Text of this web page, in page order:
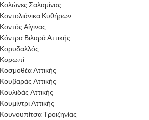
Κολώνες Σαλαμίνας
Κοντολιάνικα Κυθήρων
Κοντός Αίγινας
Κόντρα Βιλαρά Αττικής
Κορυδαλλός
Κορωπί
Κοσμοθέα Αττικής
Κουβαράς Αττικής
Κουλιδάς Αττικής
Κουμίντρι Αττικής
Κουνουπίτσα Τροιζηνίας